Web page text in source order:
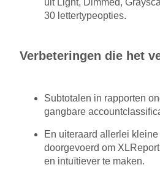
30 lettertypeopties.
Verbeteringen die het
Subtotalen in rapporten
gangbare
En uiteraard allerlei
doorgevoerd om
en intuïtiever te maken.